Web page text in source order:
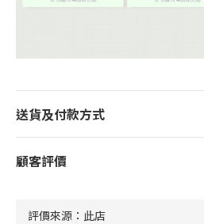
送貨及付款方式
顧客評價